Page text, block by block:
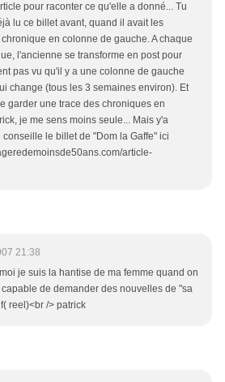
pour raconter ce qu'elle a donné... Tu
lu ce billet avant, quand il avait les
en colonne de gauche. A chaque
l'ancienne se transforme en post pour
pas vu qu'il y a une colonne de gauche
change (tous les 3 semaines environ). Et
garder une trace des chroniques en
je me sens moins seule... Mais y'a
le billet de "Dom la Gaffe" ici
article-
21:38
je suis la hantise de ma femme quand on
de demander des nouvelles de "sa
reel)<br /> patrick